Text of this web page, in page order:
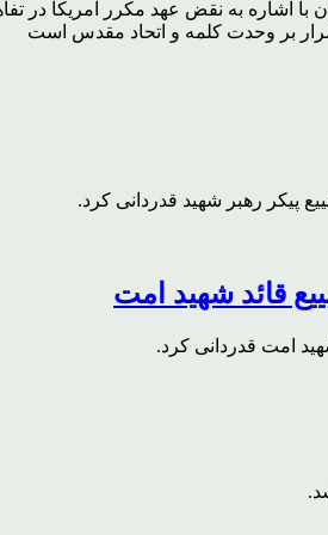
اشاره به نقض عهد مکرر آمریکا در
بر وحدت کلمه و اتحاد مقدس است
پیکر رهبر شهید قدردانی کرد.
قائد شهید امت
امت قدردانی کرد.